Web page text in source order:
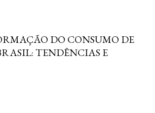
DO CONSUMO DE
TENDÊNCIAS E